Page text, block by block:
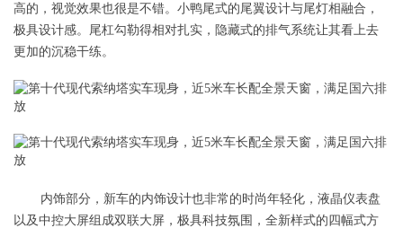
高的，视觉效果也很是不错。小鸭尾式的尾翼设计与尾灯相融合，
极具设计感。尾杠勾勒得相对扎实，隐藏式的排气系统让其看上去
更加的沉稳干练。
内饰部分，新车的内饰设计也非常的时尚年轻化，液晶仪表盘
以及中控大屏组成双联大屏，极具科技氛围，全新样式的四幅式方